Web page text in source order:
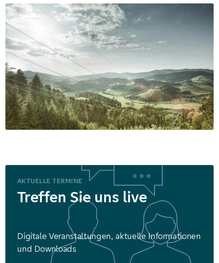
AKTUELLE TERMINE
Treffen Sie uns live
Digitale Veranstaltungen, aktuelle Informationen
und Downloads